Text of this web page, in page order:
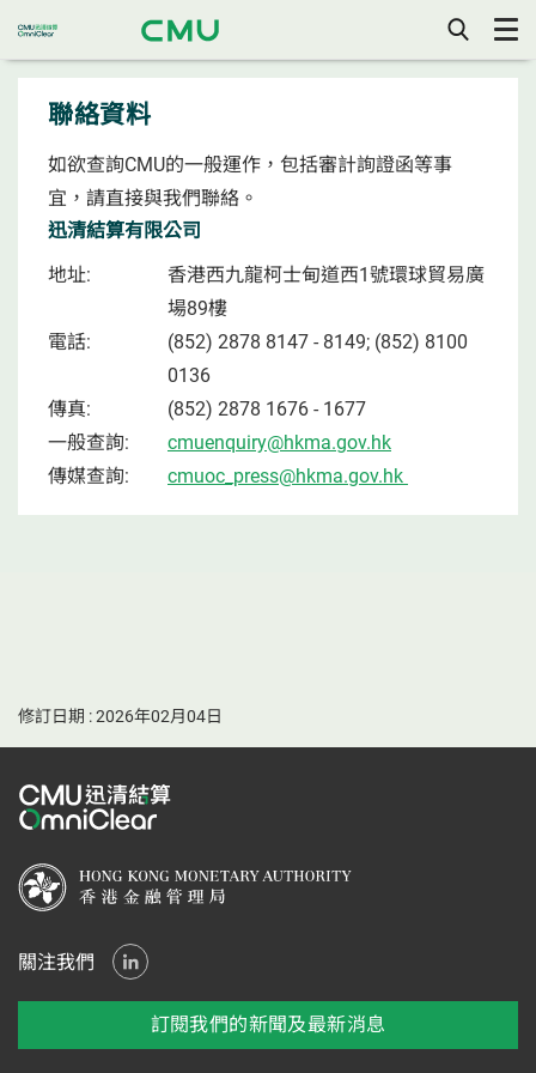
打
錄
聯絡資料
如欲查詢CMU的一般運作，包括審計詢證函等事
宜，請直接與我們聯絡。
迅清結算有限公司
地址:
香港西九龍柯士甸道西1號環球貿易廣
場89樓
電話:
(852) 2878 8147 - 8149; (852) 8100
0136
傳真:
(852) 2878 1676 - 1677
一般查詢:
cmuenquiry@hkma.gov.hk
傳媒查詢:
cmuoc_press@hkma.gov.hk ​​​​​​
修訂日期 : 2026年02月04日
關注我們
訂閱我們的新聞及最新消息